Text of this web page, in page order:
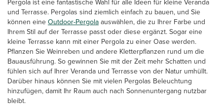
Pergola ist eine fantastische Wahl für alle Ideen für kleine Veranda
und Terrasse. Pergolas sind ziemlich einfach zu bauen, und Sie
können eineOutdoor-Pergolaauswählen, die zu Ihrer Farbe und
Ihrem Stil auf der Terrasse passt oder diese ergänzt. Sogar eine
kleine Terrasse kann mit einer Pergola zu einer Oase werden.
Pflanzen Sie Weinreben und andere Kletterpflanzen rund um die
Bauausführung. So gewinnen Sie mit der Zeit mehr Schatten und
fühlen sich auf Ihrer Veranda und Terrasse von der Natur umhüllt.
Darüber hinaus können Sie mit vielen Pergolas Beleuchtung
hinzufügen, damit Ihr Raum auch nach Sonnenuntergang nutzbar
bleibt.